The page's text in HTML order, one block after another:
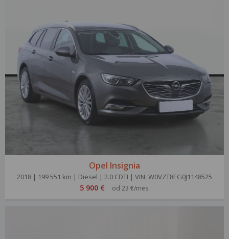
Opel Insignia
2018 | 199 551 km | Diesel | 2.0 CDTI | VIN: W0VZT8EG0J1148525
5 900 € od 23 €/mes.